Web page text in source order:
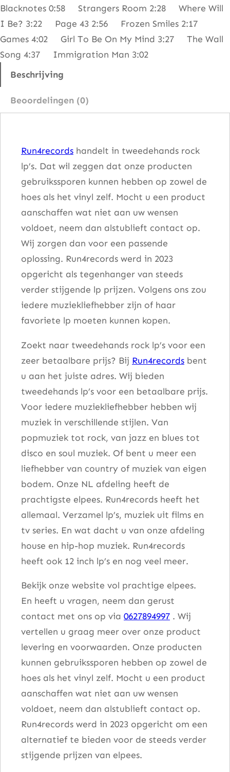
s
h
D
a
i
Blacknotes 0:58 Strangers Room 2:28 Where Will
I Be? 3:22 Page 43 2:56 Frozen Smiles 2:17
Games 4:02 Girl To Be On My Mind 3:27 The Wall
Song 4:37 Immigration Man 3:02
Beschrijving
Beoordelingen (0)
Run4records handelt in tweedehands rock
lp’s. Dat wil zeggen dat onze producten
gebruikssporen kunnen hebben op zowel de
hoes als het vinyl zelf. Mocht u een product
aanschaffen wat niet aan uw wensen
voldoet, neem dan alstublieft contact op.
Wij zorgen dan voor een passende
oplossing. Run4records werd in 2023
opgericht als tegenhanger van steeds
verder stijgende lp prijzen. Volgens ons zou
iedere muziekliefhebber zijn of haar
favoriete lp moeten kunnen kopen.
Zoekt naar tweedehands rock lp’s voor een
zeer betaalbare prijs? Bij Run4records bent
u aan het juiste adres. Wij bieden
tweedehands lp’s voor een betaalbare prijs.
Voor iedere muziekliefhebber hebben wij
muziek in verschillende stijlen. Van
popmuziek tot rock, van jazz en blues tot
disco en soul muziek. Of bent u meer een
liefhebber van country of muziek van eigen
bodem. Onze NL afdeling heeft de
prachtigste elpees. Run4records heeft het
allemaal. Verzamel lp’s, muziek uit films en
tv series. En wat dacht u van onze afdeling
house en hip-hop muziek. Run4records
heeft ook 12 inch lp’s en nog veel meer.
Bekijk onze website vol prachtige elpees.
En heeft u vragen, neem dan gerust
contact met ons op via 0627894997 . Wij
vertellen u graag meer over onze product
levering en voorwaarden. Onze producten
kunnen gebruikssporen hebben op zowel de
hoes als het vinyl zelf. Mocht u een product
aanschaffen wat niet aan uw wensen
voldoet, neem dan alstublieft contact op.
Run4records werd in 2023 opgericht om een
alternatief te bieden voor de steeds verder
stijgende prijzen van elpees.